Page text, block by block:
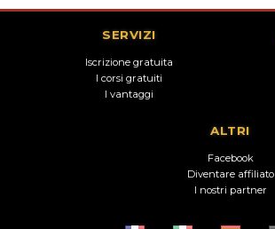
SERVIZI
Iscrizione gratuita
I corsi gratuiti
I vantaggi
ALTRI
Facebook
Diventare affiliato
I nostri partner